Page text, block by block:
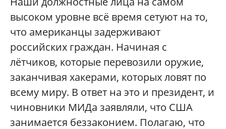
высоком уровне всё время сетуют на то,
что американцы задерживают
российских граждан. Начиная с
лётчиков, которые перевозили оружие,
заканчивая хакерами, которых ловят по
всему миру. В ответ на это и президент, и
чиновники МИДа заявляли, что США
занимается беззаконием. Полагаю, что